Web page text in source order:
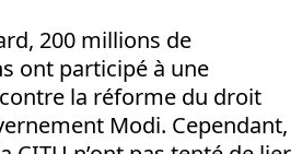
200 millions de
ont participé à une
la réforme du droit
Modi. Cependant,